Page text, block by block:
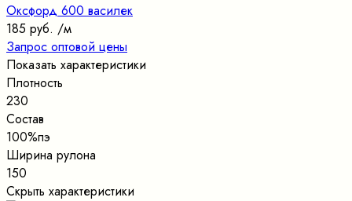
Оксфорд 600 василек
185 руб. /м
Запрос оптовой цены
Показать характеристики
Плотность
230
Состав
100%пэ
Ширина рулона
150
Скрыть характеристики